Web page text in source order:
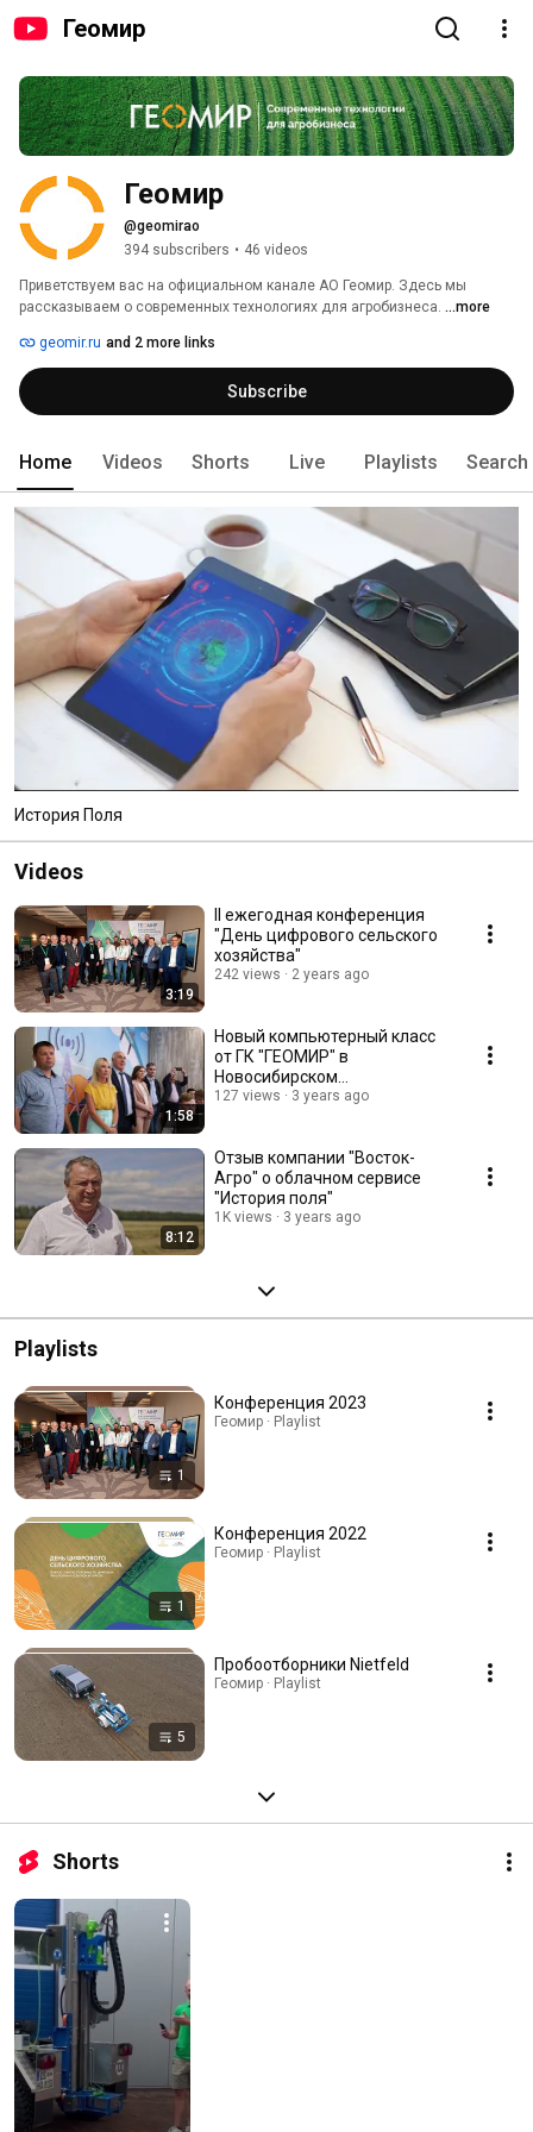
Геомир
Геомир
@geomirao
394 subscribers • 46 videos
Приветствуем вас на официальном канале АО Геомир. Здесь мы
рассказываем о современных технологиях для агробизнеса. ...more
geomir.ru and 2 more links
Subscribe
Home Videos Shorts Live Playlists Search
История Поля
Videos
3:19
II ежегодная конференция
"День цифрового сельского
хозяйства"
242 views 2 years ago
1:58
Новый компьютерный класс
от ГК "ГЕОМИР" в
Новосибирском
Государственном Аграрном
127 views 3 years ago
8:12
Отзыв компании "Восток-
Агро" о облачном сервисе
"История поля"
1K views 3 years ago
Playlists
1
Конференция 2023
Геомир · Playlist
1
Конференция 2022
Геомир · Playlist
5
Пробоотборники Nietfeld
Геомир · Playlist
Shorts